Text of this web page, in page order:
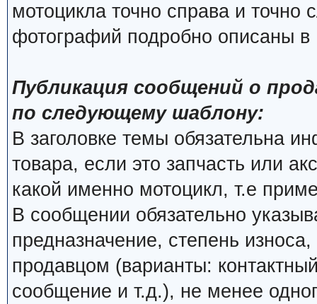
мотоцикла точно справа и
фотографий подробно описаны
Публикация сообщений о
по следующему шаблону:
В заголовке темы обязательна
товара, если это запчасть или
какой именно мотоцикл, т.е
В сообщении обязательно
предназначение, степень
продавцом (варианты:
сообщение и т.д.), не менее